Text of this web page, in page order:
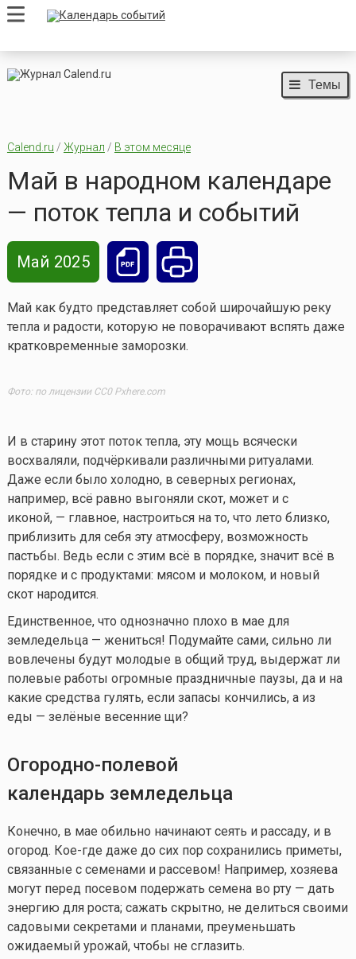
Темы
Calend.ru / Журнал / В этом месяце
Май в народном календаре
— поток тепла и событий
Май 2025
Май как будто представляет собой широчайшую реку
тепла и радости, которую не поворачивают вспять даже
кратковременные заморозки.
Фото: по лицензии CC0 Pxhere.com
И в старину этот поток тепла, эту мощь всячески
восхваляли, подчёркивали различными ритуалами.
Даже если было холодно, в северных регионах,
например, всё равно выгоняли скот, может и с
иконой, — главное, настроиться на то, что лето близко,
приблизить для себя эту атмосферу, возможность
пастьбы. Ведь если с этим всё в порядке, значит всё в
порядке и с продуктами: мясом и молоком, и новый
скот народится.
Единственное, что однозначно плохо в мае для
земледельца — жениться! Подумайте сами, сильно ли
вовлечены будут молодые в общий труд, выдержат ли
полевые работы огромные праздничные паузы, да и на
какие средства гулять, если запасы кончились, а из
еды — зелёные весенние щи?
Огородно-полевой
календарь земледельца
Конечно, в мае обильно начинают сеять и рассаду, и в
огород. Кое-где даже до сих пор сохранились приметы,
связанные с семенами и рассевом! Например, хозяева
могут перед посевом подержать семена во рту — дать
энергию для роста; сажать скрытно, не делиться своими
садовыми секретами и планами, преуменьшать
ожидаемый урожай, чтобы не сглазить.